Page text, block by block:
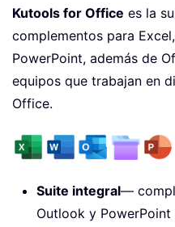
Kutools for Office es la
complementos para
PowerPoint, además de
equipos que trabajan en
Office.
Suite integral—
Outlook y